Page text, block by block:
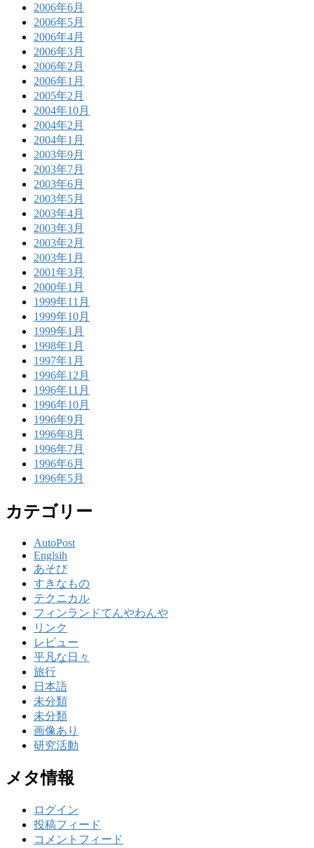
2006年6月
2006年5月
2006年4月
2006年3月
2006年2月
2006年1月
2005年2月
2004年10月
2004年2月
2004年1月
2003年9月
2003年7月
2003年6月
2003年5月
2003年4月
2003年3月
2003年2月
2003年1月
2001年3月
2000年1月
1999年11月
1999年10月
1999年1月
1998年1月
1997年1月
1996年12月
1996年11月
1996年10月
1996年9月
1996年8月
1996年7月
1996年6月
1996年5月
カテゴリー
AutoPost
Englsih
あそび
すきなもの
テクニカル
フィンランドてんやわんや
リンク
レビュー
平凡な日々
旅行
日本語
未分類
未分類
画像あり
研究活動
メタ情報
ログイン
投稿フィード
コメントフィード